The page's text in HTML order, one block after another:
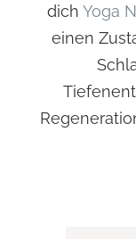
dich Yoga
einen